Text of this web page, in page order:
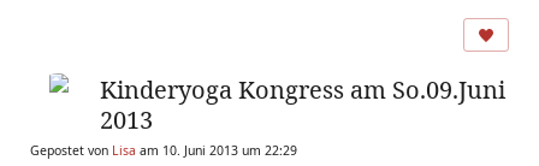
Kinderyoga Kongress am So.09.Juni
2013
Gepostet von Lisa am 10. Juni 2013 um 22:29